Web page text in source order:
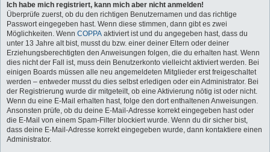
Ich habe mich registriert, kann mich aber nicht anmelden!
Überprüfe zuerst, ob du den richtigen Benutzernamen und das richtige
Passwort eingegeben hast. Wenn diese stimmen, dann gibt es zwei
Möglichkeiten. Wenn COPPA aktiviert ist und du angegeben hast, dass du
unter 13 Jahre alt bist, musst du bzw. einer deiner Eltern oder deiner
Erziehungsberechtigten den Anweisungen folgen, die du erhalten hast. Wenn
dies nicht der Fall ist, muss dein Benutzerkonto vielleicht aktiviert werden. Bei
einigen Boards müssen alle neu angemeldeten Mitglieder erst freigeschaltet
werden – entweder musst du dies selbst erledigen oder ein Administrator. Bei
der Registrierung wurde dir mitgeteilt, ob eine Aktivierung nötig ist oder nicht.
Wenn du eine E-Mail erhalten hast, folge den dort enthaltenen Anweisungen.
Ansonsten prüfe, ob du deine E-Mail-Adresse korrekt eingegeben hast oder
die E-Mail von einem Spam-Filter blockiert wurde. Wenn du dir sicher bist,
dass deine E-Mail-Adresse korrekt eingegeben wurde, dann kontaktiere einen
Administrator.